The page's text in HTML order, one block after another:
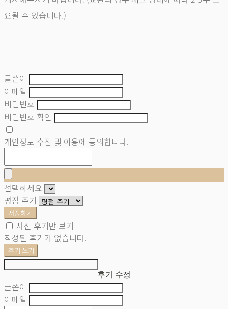
요될 수 있습니다.)
글쓴이
이메일
비밀번호
비밀번호 확인
개인정보 수집 및 이용에 동의합니다.
선택하세요
평점 주기
저장하기
사진 후기만 보기
작성된 후기가 없습니다.
후기 쓰기
후기 수정
글쓴이
이메일